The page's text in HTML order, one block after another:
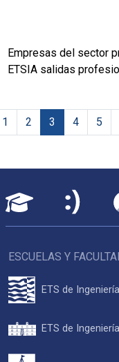
Empresas del sector
ETSIA salidas
1 2 3 4 5
ESCUELAS Y
ETS de
ETS de